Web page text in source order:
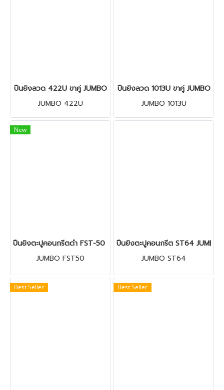
ปืนยิงลวด 422U ขาคู่ JUMBO
JUMBO 422U
ปืนยิงลวด 1013U ขาคู่ JUMBO
JUMBO 1013U
New
ปืนยิงตะปูคอนกรีตดำ FST-50 JUMBO
JUMBO FST50
ปืนยิงตะปูคอนกรีต ST64 JUMBO
JUMBO ST64
Best Seller Best Seller